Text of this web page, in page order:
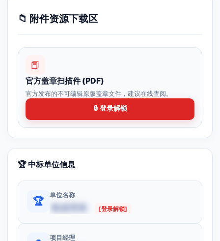
📁 附件资源下载区
📕
官方盖章扫描件 (PDF)
官方发布的不可编辑原版盖章文件，建议在线查阅。
🔒 登录解锁
🏆 中标单位信息
🏆
单位名称
[登录解锁]
项目经理